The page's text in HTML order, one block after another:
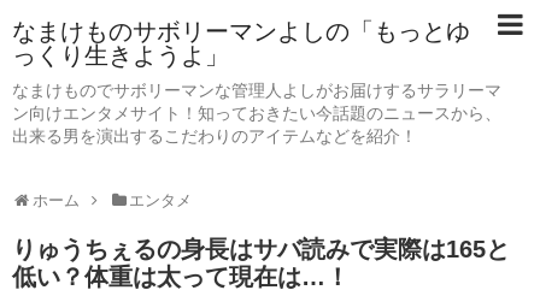
なまけものサボリーマンよしの「もっとゆ
っくり生きようよ」
なまけものでサボリーマンな管理人よしがお届けするサラリーマ
ン向けエンタメサイト！知っておきたい今話題のニュースから、
出来る男を演出するこだわりのアイテムなどを紹介！
ホーム エンタメ
りゅうちぇるの身長はサバ読みで実際は165と
低い？体重は太って現在は…！